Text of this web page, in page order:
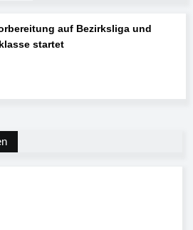
auf Bezirksliga und
startet